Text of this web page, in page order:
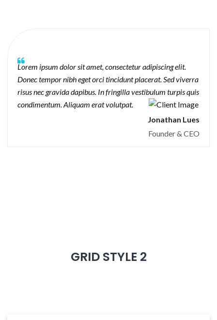
Lorem ipsum dolor sit amet, consectetur adipiscing elit.
Donec tempor nibh eget orci tincidunt placerat. Sed viverra
risus nec gravida dapibus. In fringilla vestibulum turpis quis
condimentum. Aliquam erat volutpat.
Jonathan Lues
Founder & CEO
GRID STYLE 2